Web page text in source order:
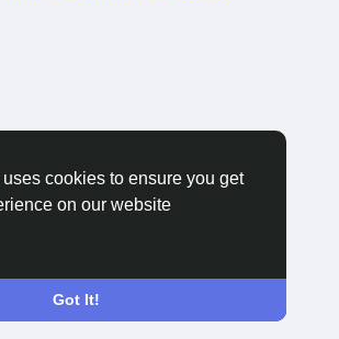
cookies to ensure you get
on our website
Got It!